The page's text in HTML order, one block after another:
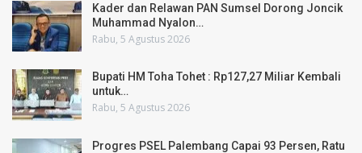
Kader dan Relawan PAN Sumsel Dorong Joncik
Muhammad Nyalon…
Rabu, 5 Agustus 2026
Bupati HM Toha Tohet : Rp127,27 Miliar Kembali
untuk…
Rabu, 5 Agustus 2026
Progres PSEL Palembang Capai 93 Persen, Ratu